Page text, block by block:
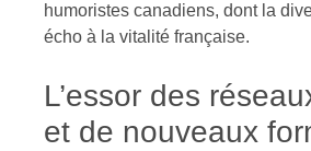
humoristes canadiens, dont la
écho à la vitalité française.
L’essor des
et de nouveaux